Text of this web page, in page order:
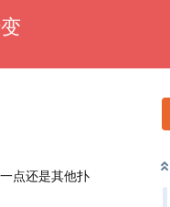
点还是其他扑